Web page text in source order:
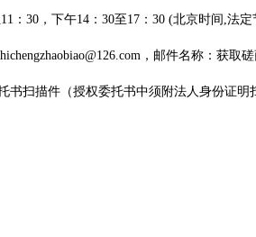
：30，下午14：30至17：30 (北京时间,法
，邮件名称：获取
书扫描件 （授权委托书中须附法人身份证明